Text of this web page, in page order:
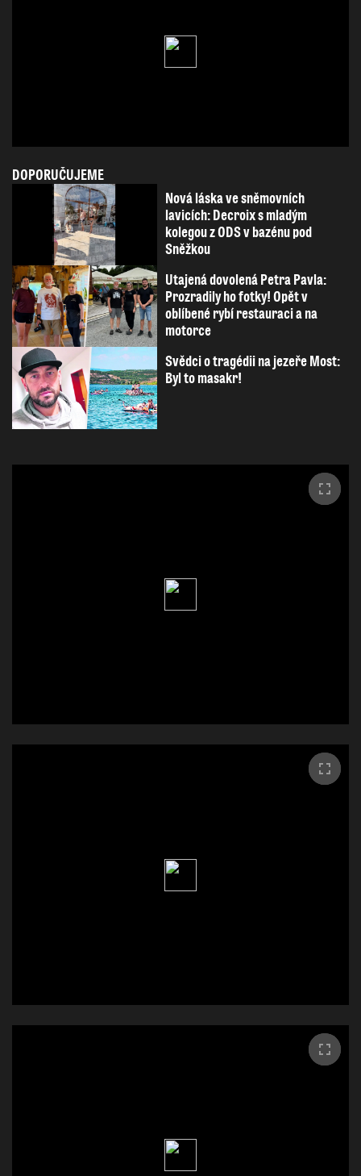
DOPORUČUJEME
Nová láska ve sněmovních
lavicích: Decroix s mladým
kolegou z ODS v bazénu pod
Sněžkou
Utajená dovolená Petra Pavla:
Prozradily ho fotky! Opět v
oblíbené rybí restauraci a na
motorce
Svědci o tragédii na jezeře Most:
Byl to masakr!